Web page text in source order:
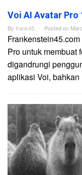
Voi AI Avatar Pro
By frank45 Posted on
Pro untuk membuat
digandrungi
aplikasi Voi,